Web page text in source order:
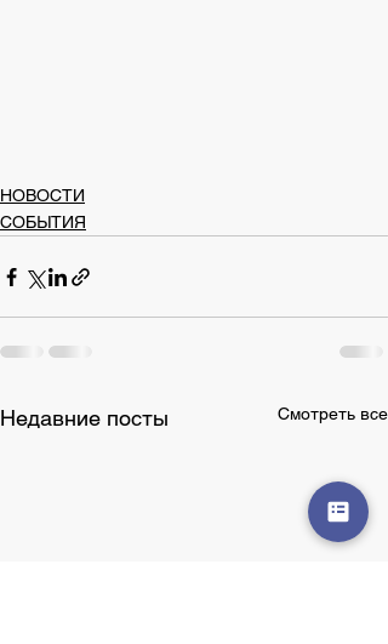
НОВОСТИ
СОБЫТИЯ
Недавние посты Смотреть все